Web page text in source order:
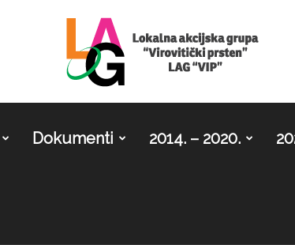
LAG
Dokumenti 2014. – 2020.